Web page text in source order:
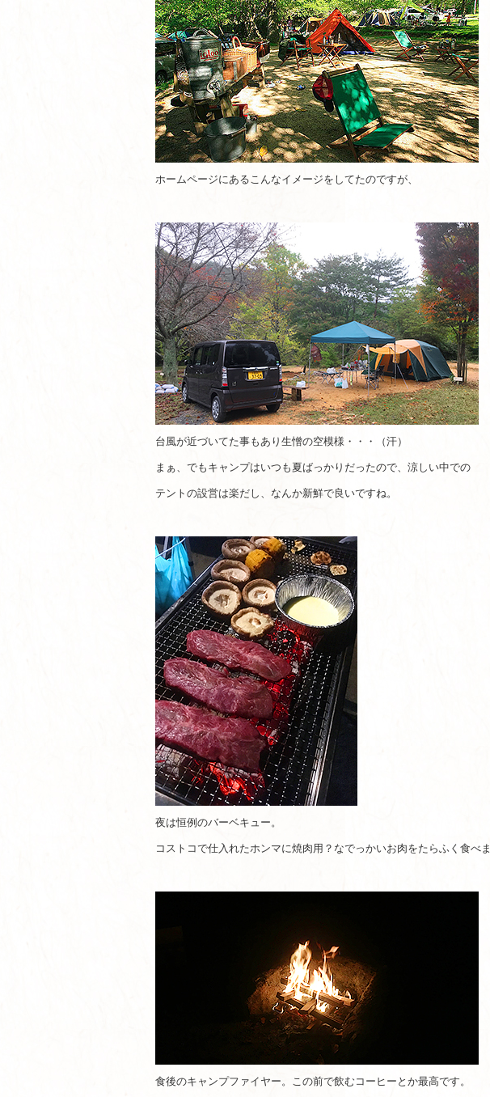
ホームページにあるこんなイメージをしてたのですが、
台風が近づいてた事もあり生憎の空模様・・・（汗）
まぁ、でもキャンプはいつも夏ばっかりだったので、涼しい中での
テントの設営は楽だし、なんか新鮮で良いですね。
夜は恒例のバーベキュー。
コストコで仕入れたホンマに焼肉用？なでっかいお肉をたらふく食べま
食後のキャンプファイヤー。この前で飲むコーヒーとか最高です。